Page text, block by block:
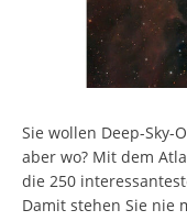
Sie wollen Deep-Sky-
aber wo? Mit dem
die 250
Damit stehen Sie nie